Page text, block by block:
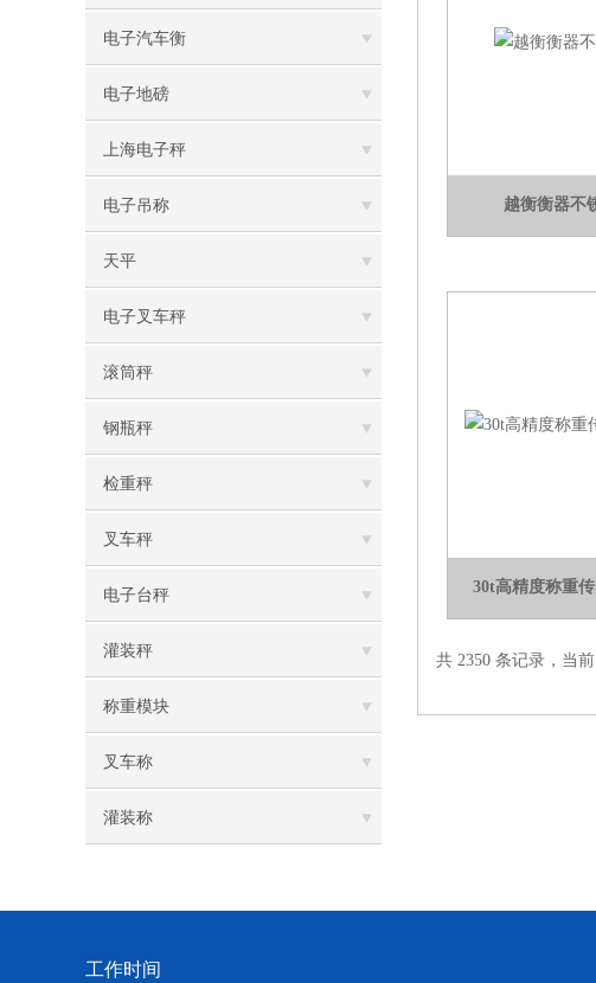
电子汽车衡
电子地磅
上海电子秤
电子吊称
天平
电子叉车秤
滚筒秤
钢瓶秤
检重秤
叉车秤
电子台秤
灌装秤
称重模块
叉车称
灌装称
越衡衡器不
30t高精度称重
共 2350 条记录，当
工作时间